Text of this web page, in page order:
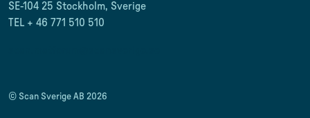
SE-104 25 Stockholm, Sverige
TEL + 46 771 510 510
© Scan Sverige AB 2026